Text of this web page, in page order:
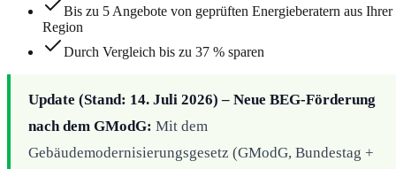
Bis zu 5 Angebote von geprüften Energieberatern aus Ihrer
Region
Durch Vergleich bis zu 37 % sparen
Update (Stand: 14. Juli 2026) – Neue BEG-Förderung
nach dem GModG: Mit dem
Gebäudemodernisierungsgesetz (GModG, Bundestag +